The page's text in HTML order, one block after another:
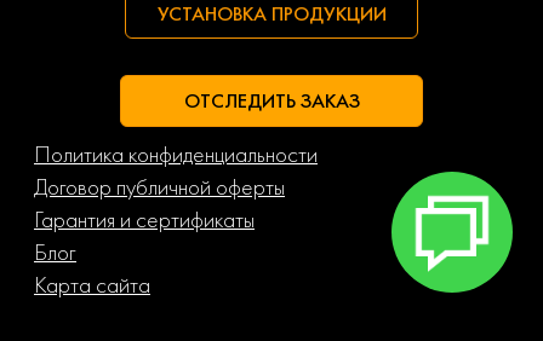
УСТАНОВКА ПРОДУКЦИИ
ОТСЛЕДИТЬ ЗАКАЗ
Политика конфиденциальности
Договор публичной оферты
Гарантия и сертификаты
Блог
Карта сайта